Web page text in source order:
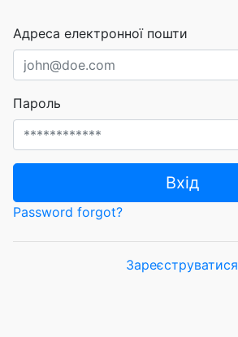
Адреса електронної пошти
Пароль
Вхід
Password forgot?
Зареєструватися